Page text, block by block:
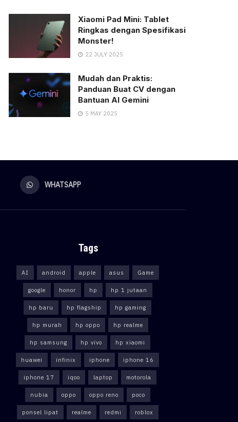
Xiaomi Pad Mini: Tablet
Ringkas dengan Spesifikasi
Monster!
22 JULY 2025
Mudah dan Praktis:
Panduan Buat CV dengan
Bantuan AI Gemini
5 MAY 2025
WHATSAPP
Tags
AI android apple asus Game
google honor hp hp 1 jutaan
hp baru hp flagship hp gaming
hp murah hp oppo hp realme
hp samsung hp vivo hp xiaomi
huawei infinix iphone iphone 16
iphone 17 iqoo laptop motorola
nubia oppo oppo reno poco
ponsel lipat realme redmi roblox